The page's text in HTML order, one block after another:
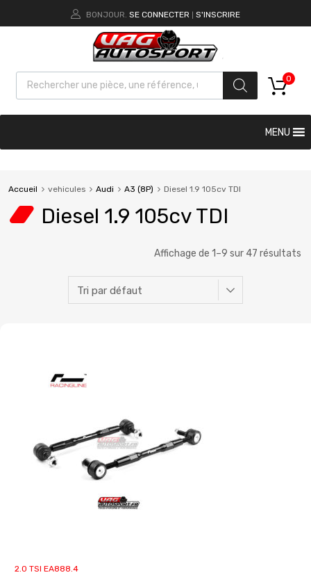
BONJOUR. SE CONNECTER S'INSCRIRE
0
MENU
Accueil vehicules Audi A3 (8P) Diesel 1.9 105cv TDI
Diesel 1.9 105cv TDI
Affichage de 1–9 sur 47 résultats
2.0 TSI EA888.4